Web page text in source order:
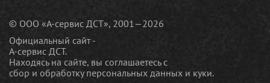
© ООО «А-сервис ДСТ», 2001—2026
Официальный сайт -
А-сервис ДСТ.
Находясь на сайте, вы соглашаетесь c
сбор и обработку персональных данных и куки.